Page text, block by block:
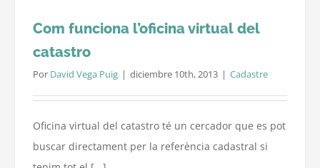
Com funciona l’oficina virtual del
catastro
Por David Vega Puig | diciembre 10th, 2013 | Cadastre
Oficina virtual del catastro té un cercador que es pot
buscar directament per la referència cadastral si